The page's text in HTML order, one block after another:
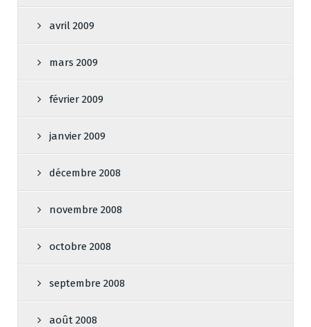
avril 2009
mars 2009
février 2009
janvier 2009
décembre 2008
novembre 2008
octobre 2008
septembre 2008
août 2008